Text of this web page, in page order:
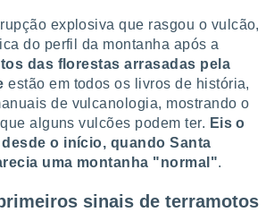
explosiva que rasgou o vulcão,
do perfil da montanha após a
das florestas arrasadas pela
estão em todos os livros de história,
de vulcanologia, mostrando o
alguns vulcões podem ter. Eis o
o início, quando Santa
uma montanha "normal".
sinais de terramotos